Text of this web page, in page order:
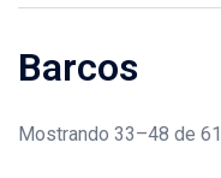
Barcos
Mostrando 33–48 de